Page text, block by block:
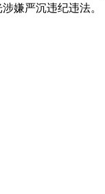
嫌严沉违纪违法。